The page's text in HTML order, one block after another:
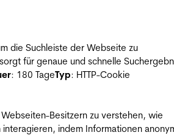
die Suchleiste der Webseite zu
für genaue und schnelle
: 180 TageTyp: HTTP-Cookie
Besitzern zu verstehen, wie
indem Informationen